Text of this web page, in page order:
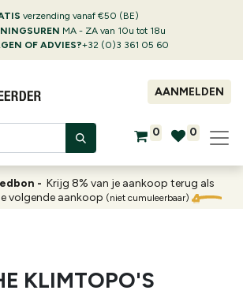
verzending vanaf €50 (BE)
MA - ZA van 10u tot 18u
OF ADVIES?+32 (0)3 361 05 60
AANMELDEN
0 0
- Krijg 8% van je aankoop terug als
volgende aankoop (niet cumuleerbaar)
KLIMTOPO'S